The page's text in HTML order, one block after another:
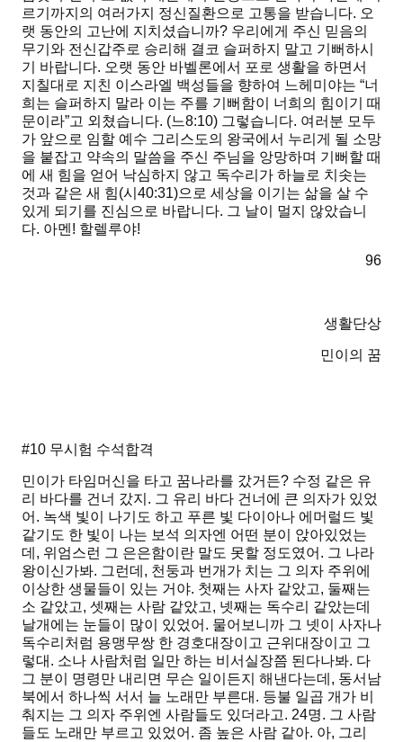
르기까지의 여러가지 정신질환으로 고통을 받습니다. 오
랫 동안의 고난에 지치셨습니까? 우리에게 주신 믿음의
무기와 전신갑주로 승리해 결코 슬퍼하지 말고 기뻐하시
기 바랍니다. 오랫 동안 바벨론에서 포로 생활을 하면서
지칠대로 지친 이스라엘 백성들을 향하여 느헤미야는 “너
희는 슬퍼하지 말라 이는 주를 기뻐함이 너희의 힘이기 때
문이라”고 외쳤습니다. (느8:10) 그렇습니다. 여러분 모두
가 앞으로 임할 예수 그리스도의 왕국에서 누리게 될 소망
을 붙잡고 약속의 말씀을 주신 주님을 앙망하며 기뻐할 때
에 새 힘을 얻어 낙심하지 않고 독수리가 하늘로 치솟는
것과 같은 새 힘(시40:31)으로 세상을 이기는 삶을 살 수
있게 되기를 진심으로 바랍니다. 그 날이 멀지 않았습니
다. 아멘! 할렐루야!
96
생활단상
민이의 꿈
#10 무시험 수석합격
민이가 타임머신을 타고 꿈나라를 갔거든? 수정 같은 유
리 바다를 건너 갔지. 그 유리 바다 건너에 큰 의자가 있었
어. 녹색 빛이 나기도 하고 푸른 빛 다이아나 에머럴드 빛
같기도 한 빛이 나는 보석 의자엔 어떤 분이 앉아있었는
데, 위엄스런 그 은은함이란 말도 못할 정도였어. 그 나라
왕이신가봐. 그런데, 천둥과 번개가 치는 그 의자 주위에
이상한 생물들이 있는 거야. 첫째는 사자 같았고, 둘째는
소 같았고, 셋째는 사람 같았고, 넷째는 독수리 같았는데
날개에는 눈들이 많이 있었어. 물어보니까 그 넷이 사자나
독수리처럼 용맹무쌍 한 경호대장이고 근위대장이고 그
렇대. 소나 사람처럼 일만 하는 비서실장쯤 된다나봐. 다
그 분이 명령만 내리면 무슨 일이든지 해낸다는데, 동서남
북에서 하나씩 서서 늘 노래만 부른대. 등불 일곱 개가 비
춰지는 그 의자 주위엔 사람들도 있더라고. 24명. 그 사람
들도 노래만 부르고 있었어. 좀 높은 사람 같아. 아, 그리